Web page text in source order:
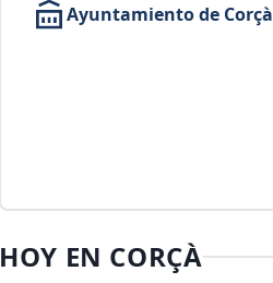
Ayuntamiento de Corçà
HOY EN CORÇÀ